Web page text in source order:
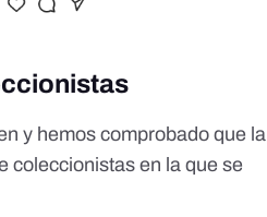
y hemos comprobado que la
coleccionistasen la que se